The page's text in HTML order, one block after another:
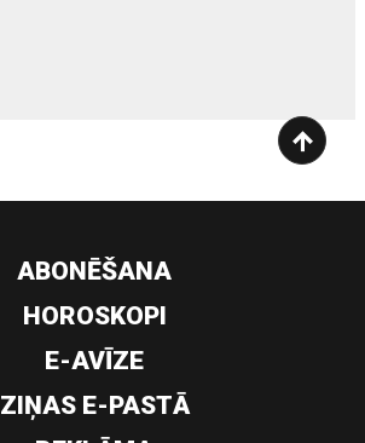
ABONĒŠANA
HOROSKOPI
E-AVĪZE
ZIŅAS E-PASTĀ